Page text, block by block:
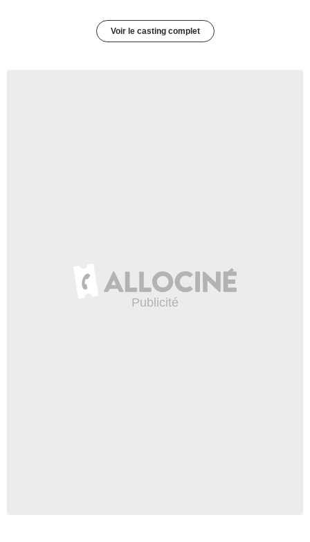
Voir le casting complet